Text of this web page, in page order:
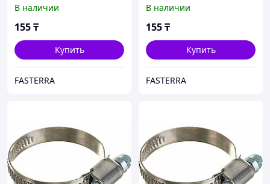
В наличии
155₸
Купить
FASTERRA
В наличии
155₸
Купить
FASTERRA